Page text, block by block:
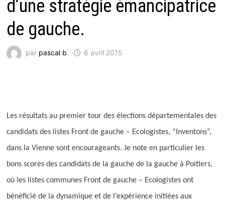
d’une stratégie émancipatrice
de gauche.
par pascal b 6 avril 2015
Les résultats au premier tour des élections départementales des
candidats des listes Front de gauche – Ecologistes, “Inventons”,
dans la Vienne sont encourageants. Je note en particulier les
bons scores des candidats de la gauche de la gauche à Poitiers,
où les listes communes Front de gauche – Ecologistes ont
bénéficié de la dynamique et de l’expérience initiées aux